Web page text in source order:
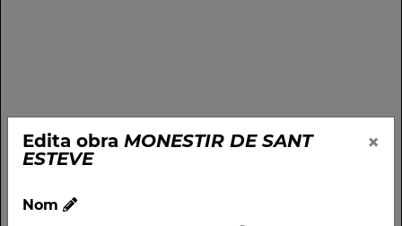
Edita obra MONESTIR DE SANT
ESTEVE
×
Nom